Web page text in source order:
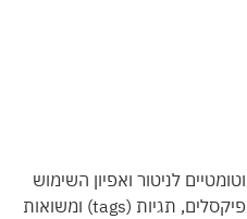
לניטור ואפיון השימוש
שלך באתר, לרבות קבצי Cookies, פיקסלים, תגיות (tags) ומשואות